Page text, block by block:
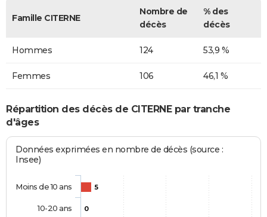
Famille CITERNE
Nombre de
décès
% des
décès
Hommes 124 53,9 %
Femmes 106 46,1 %
Répartition des décès de CITERNE par tranche
d'âges
Données exprimées en nombre de décès (source :
Insee)
5
0
Moins de 10 ans
10-20 ans